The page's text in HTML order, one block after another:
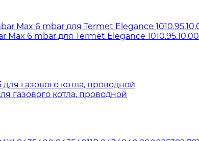
Max 6 mbar для Termet Elegance 1010.95.10.00
газового котла, проводной